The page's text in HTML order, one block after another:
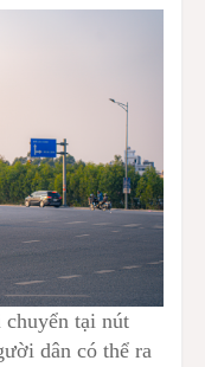
tại nút
dân có thể ra